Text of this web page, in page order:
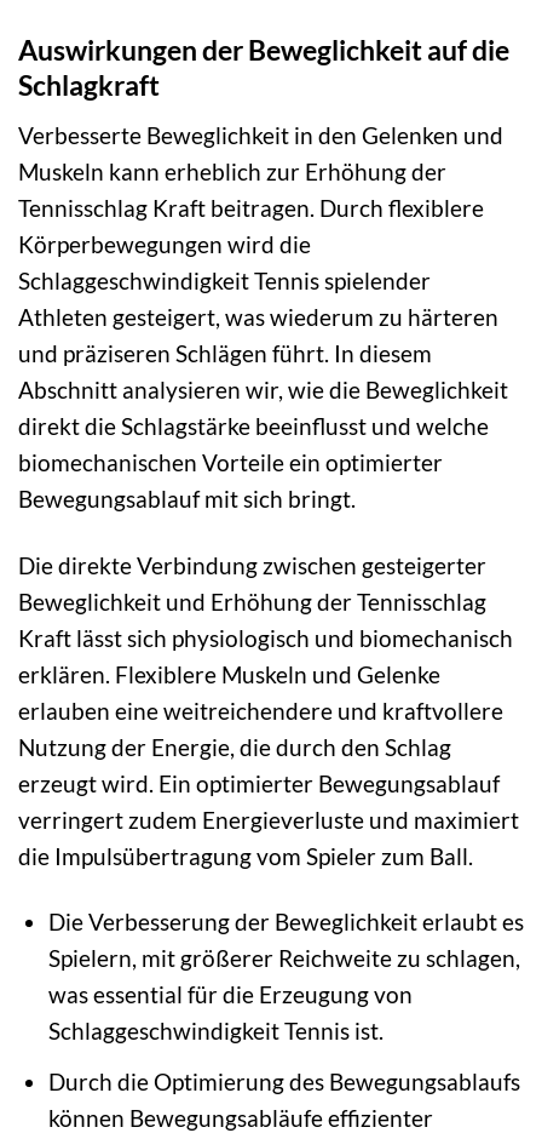
Auswirkungen der Beweglichkeit auf die
Schlagkraft
Verbesserte Beweglichkeit in den Gelenken und
Muskeln kann erheblich zur Erhöhung der
Tennisschlag Kraft beitragen. Durch flexiblere
Körperbewegungen wird die
Schlaggeschwindigkeit Tennis spielender
Athleten gesteigert, was wiederum zu härteren
und präziseren Schlägen führt. In diesem
Abschnitt analysieren wir, wie die Beweglichkeit
direkt die Schlagstärke beeinflusst und welche
biomechanischen Vorteile ein optimierter
Bewegungsablauf mit sich bringt.
Die direkte Verbindung zwischen gesteigerter
Beweglichkeit und Erhöhung der Tennisschlag
Kraft lässt sich physiologisch und biomechanisch
erklären. Flexiblere Muskeln und Gelenke
erlauben eine weitreichendere und kraftvollere
Nutzung der Energie, die durch den Schlag
erzeugt wird. Ein optimierter Bewegungsablauf
verringert zudem Energieverluste und maximiert
die Impulsübertragung vom Spieler zum Ball.
Die Verbesserung der Beweglichkeit erlaubt es
Spielern, mit größerer Reichweite zu schlagen,
was essential für die Erzeugung von
Schlaggeschwindigkeit Tennis ist.
Durch die Optimierung des Bewegungsablaufs
können Bewegungsabläufe effizienter